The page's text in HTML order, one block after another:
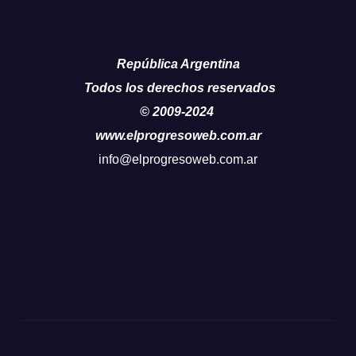
República Argentina
Todos los derechos reservados
© 2009-2024
www.elprogresoweb.com.ar
info@elprogresoweb.com.ar